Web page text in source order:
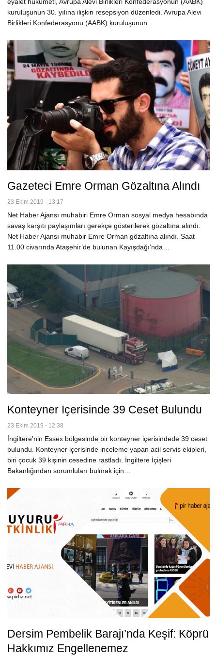
kuruluşunun 30. yılına ilişkin resepsiyon düzenledi. Avrupa Alevi
Birlikleri Konfederasyonu (AABK) kuruluşunun…
Gazeteci Emre Orman Gözaltına Alındı
23 Ekim 2019 - 13:17
Net Haber Ajansı muhabiri Emre Orman sosyal medya hesabında
savaş karşıtı paylaşımları gerekçe gösterilerek gözaltına alındı.
Net Haber Ajansı muhabir Emre Orman gözaltına alındı. Saat
11.00 civarında Ataşehir’de bulunan Kayışdağı’nda…
Konteyner Içerisinde 39 Ceset Bulundu
23 Ekim 2019 - 12:38
İngiltere'nin Essex bölgesinde bir konteyner içerisindede 39 ceset
bulundu. Konteyner içerisinde inceleme yapan acil servis ekipleri,
biri çocuk 39 kişinin cesedine rastladı. İngiltere İçişleri
Bakanlığından sorumluları bulmak için…
Dersim Pembelik Barajı’nda Keşif: Köprü
Hakkımız Engellenemez